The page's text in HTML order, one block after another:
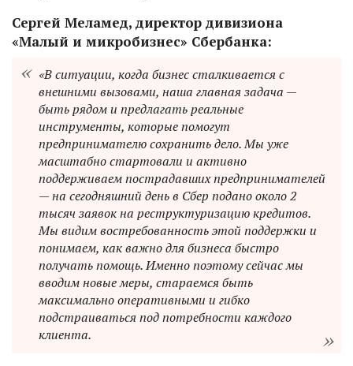
Сергей Меламед, директор дивизиона
«Малый и микробизнес» Сбербанка:
«В ситуации, когда бизнес сталкивается с
внешними вызовами, наша главная задача —
быть рядом и предлагать реальные
инструменты, которые помогут
предпринимателю сохранить дело. Мы уже
масштабно стартовали и активно
поддерживаем пострадавших предпринимателей
— на сегодняшний день в Сбер подано около 2
тысяч заявок на реструктуризацию кредитов.
Мы видим востребованность этой поддержки и
понимаем, как важно для бизнеса быстро
получать помощь. Именно поэтому сейчас мы
вводим новые меры, стараемся быть
максимально оперативными и гибко
подстраиваться под потребности каждого
клиента.